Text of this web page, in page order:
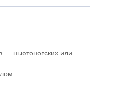
— ньютоновских или